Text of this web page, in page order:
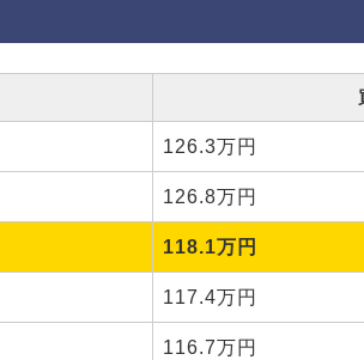
126.3万円
126.8万円
118.1万円
117.4万円
116.7万円